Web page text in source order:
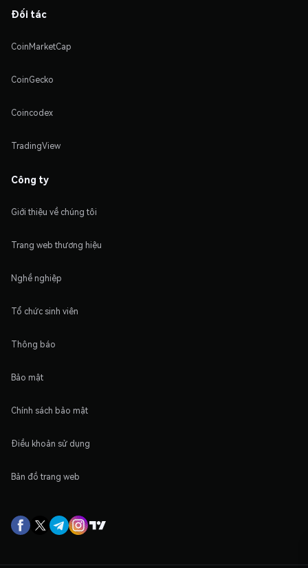
Đối tác
CoinMarketCap
CoinGecko
Coincodex
TradingView
Công ty
Giới thiệu về chúng tôi
Trang web thương hiệu
Nghề nghiệp
Tổ chức sinh viên
Thông báo
Bảo mật
Chính sách bảo mật
Điều khoản sử dụng
Bản đồ trang web